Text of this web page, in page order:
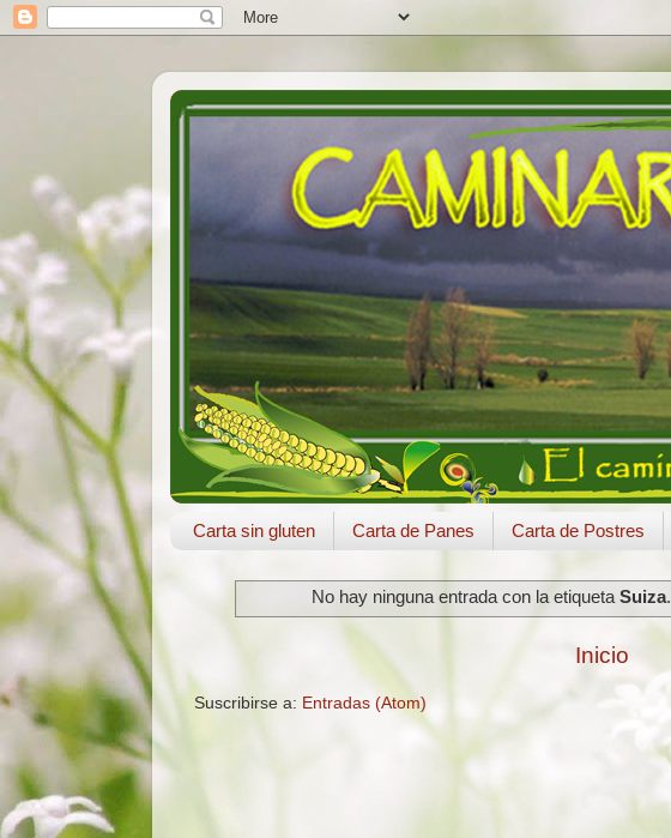
Carta sin gluten Carta de Panes Carta de Postres
No hay ninguna entrada con la etiquetaSuiza.
Inicio
Suscribirse a: Entradas (Atom)